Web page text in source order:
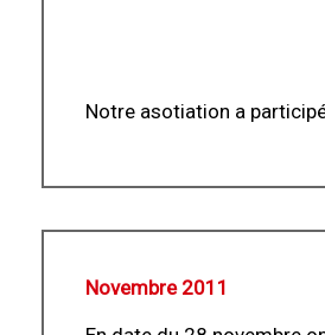
Notre asotiation a
Novembre 2011